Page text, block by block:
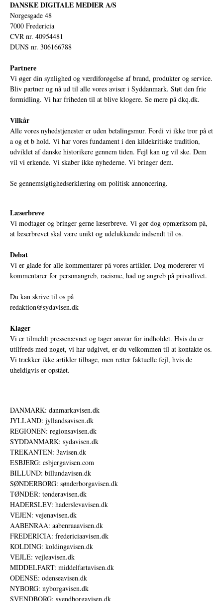
DANSKE DIGITALE MEDIER A/S
Norgesgade 48
7000 Fredericia
CVR nr. 40954481
DUNS nr. 306166788
Partnere
Vi øger din synlighed og værdiforøgelse af brand, produkter og service.
Bliv partner og nå ud til alle vores aviser i Syddanmark. Støt den frie
formidling. Vi har friheden til at blive klogere. Se mere på dkq.dk.
Vilkår
Alle vores nyhedstjenester er uden betalingsmur. Fordi vi ikke tror på et
a og et b hold. Vi har vores fundament i den kildekritiske tradition,
udviklet af danske historikere gennem tiden. Fejl kan og vil ske. Dem
vil vi erkende. Vi skaber ikke nyhederne. Vi bringer dem.
Se gennemsigtighedserklæring om politisk annoncering.
Læserbreve
Vi modtager og bringer gerne læserbreve. Vi gør dog opmærksom på,
at læserbrevet skal være unikt og udelukkende indsendt til os.
Debat
Vi er glade for alle kommentarer på vores artikler. Dog modererer vi
kommentarer for personangreb, racisme, had og angreb på privatlivet.
Du kan skrive til os på
redaktion@sydavisen.dk
Klager
Vi er tilmeldt pressenævnet og tager ansvar for indholdet. Hvis du er
utilfreds med noget, vi har udgivet, er du velkommen til at kontakte os.
Vi trækker ikke artikler tilbage, men retter faktuelle fejl, hvis de
uheldigvis er opstået.
DANMARK: danmarkavisen.dk
JYLLAND: jyllandsavisen.dk
REGIONEN: regionsavisen.dk
SYDDANMARK: sydavisen.dk
TREKANTEN: 3avisen.dk
ESBJERG: esbjergavisen.com
BILLUND: billundavisen.dk
SØNDERBORG: sønderborgavisen.dk
TØNDER: tønderavisen.dk
HADERSLEV: haderslevavisen.dk
VEJEN: vejenavisen.dk
AABENRAA: aabenraaavisen.dk
FREDERICIA: fredericiaavisen.dk
KOLDING: koldingavisen.dk
VEJLE: vejleavisen.dk
MIDDELFART: middelfartavisen.dk
ODENSE: odenseavisen.dk
NYBORG: nyborgavisen.dk
SVENDBORG: svendborgavisen.dk